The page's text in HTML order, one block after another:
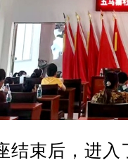
结束后，进